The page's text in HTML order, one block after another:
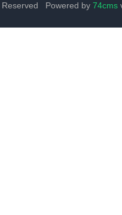
Reserved Powered by 74cms